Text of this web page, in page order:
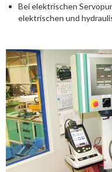
Bei elektrischen
elektrischen und